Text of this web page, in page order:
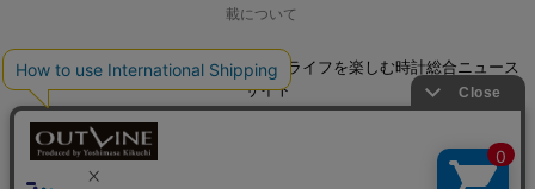
載について
© 2026 Watch LIFE NEWS｜ウオッチライフを楽しむ時計総合ニュース
サイト